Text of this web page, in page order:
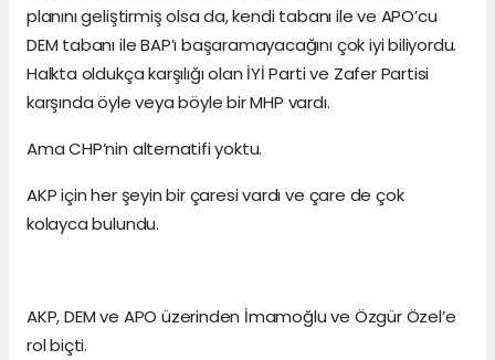
planını geliştirmiş olsa da, kendi tabanı ile ve APO’cu
DEM tabanı ile BAP’ı başaramayacağını çok iyi biliyordu.
Halkta oldukça karşılığı olan İYİ Parti ve Zafer Partisi
karşında öyle veya böyle bir MHP vardı.
Ama CHP’nin alternatifi yoktu.
AKP için her şeyin bir çaresi vardı ve çare de çok
kolayca bulundu.
AKP, DEM ve APO üzerinden İmamoğlu ve Özgür Özel’e
rol biçti.